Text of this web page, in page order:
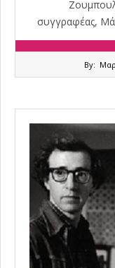
συγγραφέας,
By: